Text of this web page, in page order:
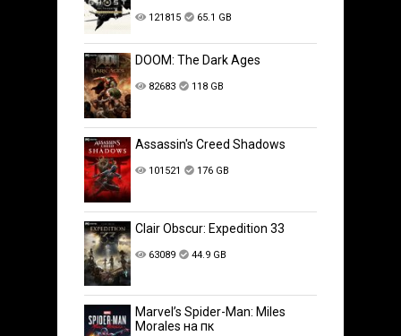
121815 65.1 GB
DOOM: The Dark Ages
82683 118 GB
Assassin's Creed Shadows
101521 176 GB
Clair Obscur: Expedition 33
63089 44.9 GB
Marvel’s Spider-Man: Miles
Morales на пк